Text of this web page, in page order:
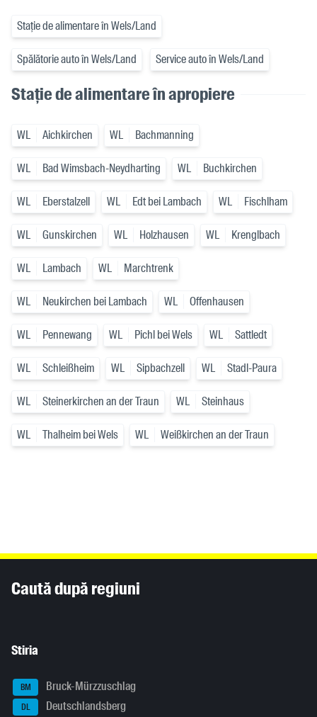
Stație de alimentare în Wels/Land
Spălătorie auto în Wels/Land Service auto în Wels/Land
Stație de alimentare în apropiere
WL Aichkirchen WL Bachmanning
WL Bad Wimsbach-Neydharting WL Buchkirchen
WL Eberstalzell WL Edt bei Lambach WL Fischlham
WL Gunskirchen WL Holzhausen WL Krenglbach
WL Lambach WL Marchtrenk
WL Neukirchen bei Lambach WL Offenhausen
WL Pennewang WL Pichl bei Wels WL Sattledt
WL Schleißheim WL Sipbachzell WL Stadl-Paura
WL Steinerkirchen an der Traun WL Steinhaus
WL Thalheim bei Wels WL Weißkirchen an der Traun
Caută după regiuni
Stiria
BM Bruck-Mürzzuschlag
DL Deutschlandsberg